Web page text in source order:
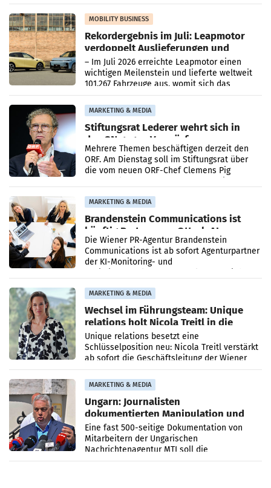
Bundeswettbewerbsbehörde und der
Bundeskartellanwalt
MOBILITY BUSINESS
Rekordergebnis im Juli: Leapmotor
verdoppelt Auslieferungen und
überschreitet die 100.000er-Marke
– Im Juli 2026 erreichte Leapmotor einen
wichtigen Meilenstein und lieferte weltweit
101.267 Fahrzeuge aus, womit sich das
Ergebnis gegenüber Juli 2025 mehr als
verdoppelte (+102
MARKETING & MEDIA
Stiftungsrat Lederer wehrt sich in
den SN gegen Vorwürfe
Mehrere Themen beschäftigen derzeit den
ORF. Am Dienstag soll im Stiftungsrat über
die vom neuen ORF-Chef Clemens Pig
MARKETING & MEDIA
Brandenstein Communications ist
künftig Partner von OtterlyAI
Die Wiener PR-Agentur Brandenstein
Communications ist ab sofort Agenturpartner
der KI-Monitoring- und
MARKETING & MEDIA
Wechsel im Führungsteam: Unique
relations holt Nicola Treitl in die
Geschäftsleitung
Unique relations besetzt eine
Schlüsselposition neu: Nicola Treitl verstärkt
ab sofort die Geschäftsleitung der Wiener
PR-Agentur an der Seite von Josef Kalina und
Anna Kalina-Mahr.
MARKETING & MEDIA
Ungarn: Journalisten
dokumentierten Manipulation und
Zensur
Eine fast 500-seitige Dokumentation von
Mitarbeitern der Ungarischen
Nachrichtenagentur MTI soll die
systematische Nachrichten-Manipulation und